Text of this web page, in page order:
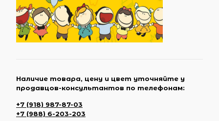
Наличие товара, цену и цвет уточняйте у
продавцов-консультантов по телефонам:
+7 (918) 987-87-03
+7 (988) 6-203-203